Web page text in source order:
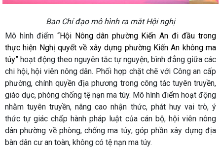
Ban Chỉ đạo mô hình ra mắt Hội nghị
Mô hình điểm “Hội Nông dân phường Kiến An đi đầu trong
thực hiện Nghị quyết về xây dựng phường Kiến An không ma
túy” hoạt động theo nguyên tắc tự nguyện, bình đẳng giữa các
chi hội, hội viên nông dân. Phối hợp chặt chẽ với Công an cấp
phường, chính quyền địa phương trong công tác tuyên truyền,
giáo dục, phòng chống tệ nạn ma túy. Mô hình điểm hoạt động
nhằm tuyên truyền, nâng cao nhận thức, phát huy vai trò, ý
thức tự giác chấp hành pháp luật của cán bộ, hội viên nông
dân phường về phòng, chống ma túy; góp phần xây dựng địa
bàn dân cư an toàn, không có tệ nạn ma túy.